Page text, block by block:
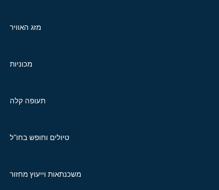
מזג האוויר
מכוניות
תעופה קלה
טיולים וחופש בחו"ל
משכנתאות וייעוץ מחזור